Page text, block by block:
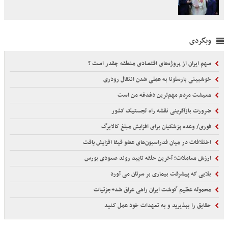
وبگردی
سهم ایران از پروژه‌های اقتصادی منطقه چقدر است ؟
خوشبینی بارسلونا به عملی شدن انتقال رودری
معیشت مردم مهم‌ترین دغدغه من است
ضرورت بازآفرینی نقشه راه لجستیک کشور
فوری/ وعده پزشکیان برای افزایش مبلغ کالابرگ
اختلافات در میان فدراسیون‌های عضو فیفا افزایش یافت
ارزش معاملات؛ آخرین حلقه تایید روند صعودی بورس
بلایی که پیشرفت بیماری بر سرتان می آورد
محموله عظیم گوشت ایران راهی عراق شد+جزئیات
حقایق را بپذیرید و به تعهدات خود عمل کنید